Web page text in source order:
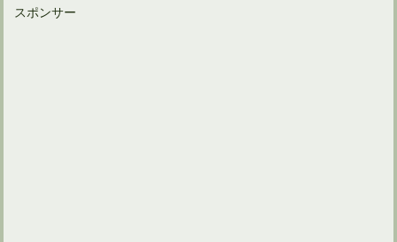
スポンサー